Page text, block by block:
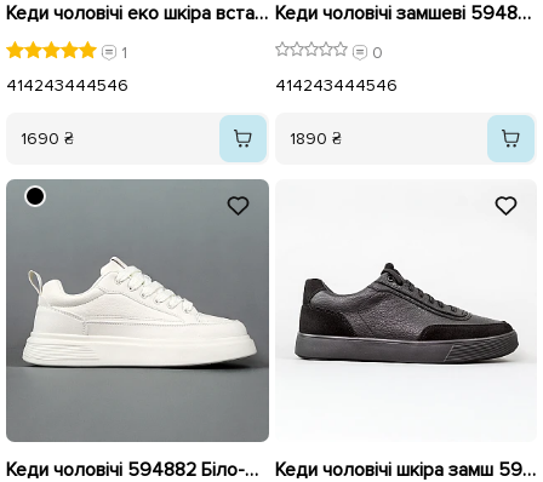
Кеди чоловічі еко шкіра вставка замш 594889 Білі
1
414243444546
1690 ₴
Кеди чоловічі замшеві 594890 Сірий
0
414243444546
1890 ₴
Кеди чоловічі 594882 Біло-молочні Кеди чоловічі шкіра замш 595600 Чорні